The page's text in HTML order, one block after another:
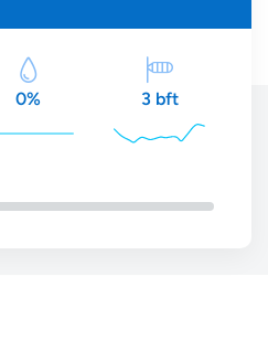
0% 3 bft